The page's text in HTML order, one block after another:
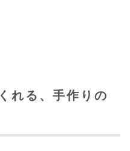
れる、手作りの